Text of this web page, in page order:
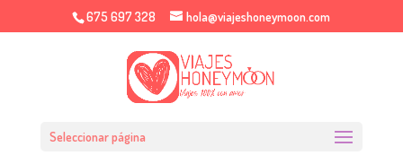
675 697 328 hola@viajeshoneymoon.com
Seleccionar página